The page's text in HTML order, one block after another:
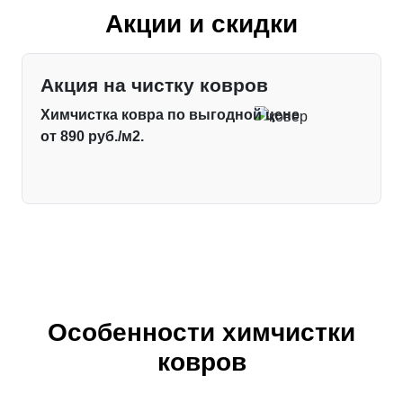
Акции и скидки
Акция на чистку ковров
Химчистка ковра по выгодной цене
от 890 руб./м2.
Особенности химчистки
ковров